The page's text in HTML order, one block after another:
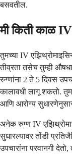
बसवतील.
मी किती काळ IV
तुमच्या IV
तीव्रता तसेच तुम्ही
रुग्णांना 2 ते 5 दिवस
कालावधी लागू शकतो.
आणि आरोग्य
अनेक रुग्ण IV
सुधारल्यावर तोंडी
उपचारांना परवानगी